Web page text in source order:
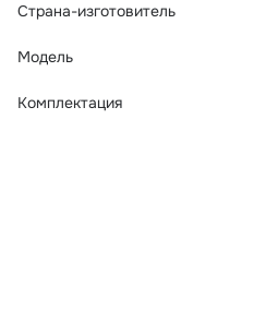
Страна-изготовитель
Модель
Комплектация